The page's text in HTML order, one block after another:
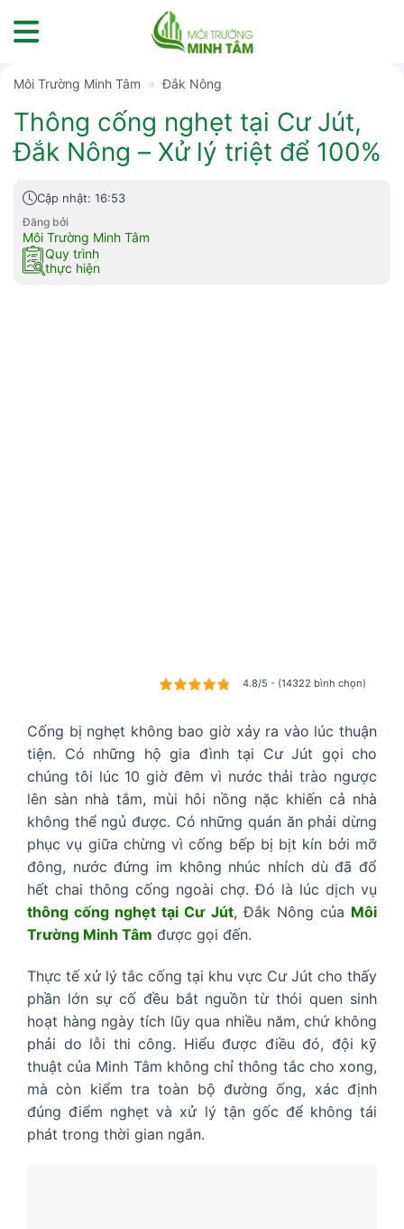
to
Môi Trường Minh Tâm » Đắk Nông
Thông cống nghẹt tại Cư Jút,
Đắk Nông – Xử lý triệt để 100%
Cập nhật: 16:53
Đăng bởi
Môi Trường Minh Tâm
Quy trình
thực hiện
4.8/5 - (14322 bình chọn)
Cống bị nghẹt không bao giờ xảy ra vào lúc thuận
tiện. Có những hộ gia đình tại Cư Jút gọi cho
chúng tôi lúc 10 giờ đêm vì nước thải trào ngược
lên sàn nhà tắm, mùi hôi nồng nặc khiến cả nhà
không thể ngủ được. Có những quán ăn phải dừng
phục vụ giữa chừng vì cống bếp bị bịt kín bởi mỡ
đông, nước đứng im không nhúc nhích dù đã đổ
hết chai thông cống ngoài chợ. Đó là lúc dịch vụ
thông cống nghẹt tại Cư Jút, Đắk Nông của Môi
Trường Minh Tâm được gọi đến.
Thực tế xử lý tắc cống tại khu vực Cư Jút cho thấy
phần lớn sự cố đều bắt nguồn từ thói quen sinh
hoạt hàng ngày tích lũy qua nhiều năm, chứ không
phải do lỗi thi công. Hiểu được điều đó, đội kỹ
thuật của Minh Tâm không chỉ thông tắc cho xong,
mà còn kiểm tra toàn bộ đường ống, xác định
đúng điểm nghẹt và xử lý tận gốc để không tái
phát trong thời gian ngắn.